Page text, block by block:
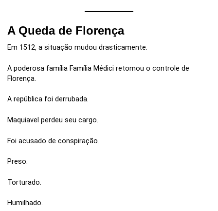
A Queda de Florença
Em 1512, a situação mudou drasticamente.
A poderosa família Família Médici retomou o controle de
Florença.
A república foi derrubada.
Maquiavel perdeu seu cargo.
Foi acusado de conspiração.
Preso.
Torturado.
Humilhado.